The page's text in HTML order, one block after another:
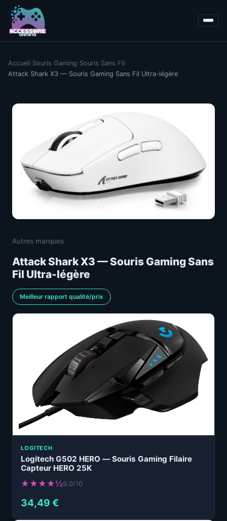
Accueil› Souris Gaming› Souris Sans Fil›
Attack Shark X3 — Souris Gaming Sans Fil Ultra-légère
Autres marques
Attack Shark X3 — Souris Gaming Sans
Fil Ultra-légère
Meilleur rapport qualité/prix
LOGITECH
Logitech G502 HERO — Souris Gaming Filaire
Capteur HERO 25K
★★★★½9.0/10
34,49 €